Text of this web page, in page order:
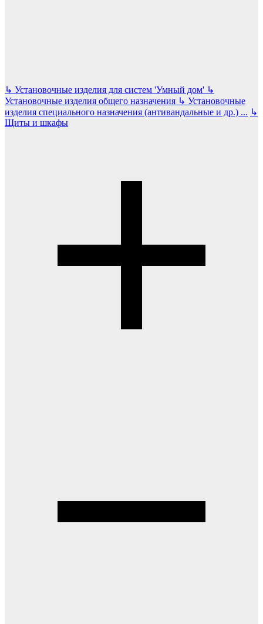
↳ Установочные изделия для систем 'Умный дом' ↳
Установочные изделия общего назначения ↳ Установочные
изделия специального назначения (антивандальные и др.) ... ↳
Щиты и шкафы